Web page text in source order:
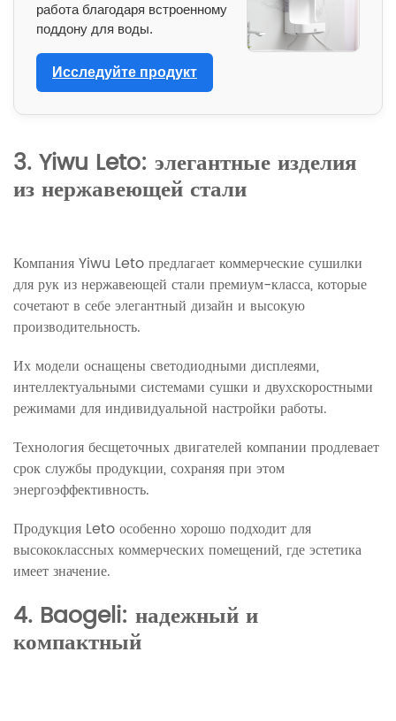
работа благодаря встроенному
поддону для воды.
Исследуйте продукт
3. Yiwu Leto: элегантные изделия
из нержавеющей стали
Компания Yiwu Leto предлагает коммерческие сушилки
для рук из нержавеющей стали премиум-класса, которые
сочетают в себе элегантный дизайн и высокую
производительность.
Их модели оснащены светодиодными дисплеями,
интеллектуальными системами сушки и двухскоростными
режимами для индивидуальной настройки работы.
Технология бесщеточных двигателей компании продлевает
срок службы продукции, сохраняя при этом
энергоэффективность.
Продукция Leto особенно хорошо подходит для
высококлассных коммерческих помещений, где эстетика
имеет значение.
4. Baogeli: надежный и
компактный